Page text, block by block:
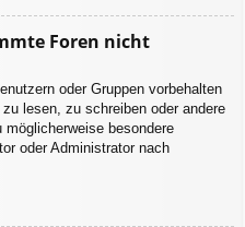
Foren nicht
oder Gruppen vorbehalten
lesen, zu schreiben oder andere
besondere
oder Administrator nach